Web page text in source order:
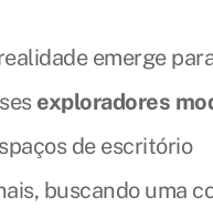
emerge
exploradores
de escritório
buscando uma